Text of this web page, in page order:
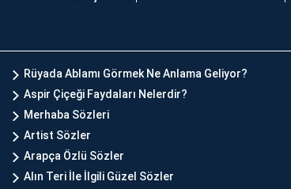
Rüyada Ablamı Görmek Ne Anlama Geliyor?
Aspir Çiçeği Faydaları Nelerdir?
Merhaba Sözleri
Artist Sözler
Arapça Özlü Sözler
Alın Teri İle İlgili Güzel Sözler